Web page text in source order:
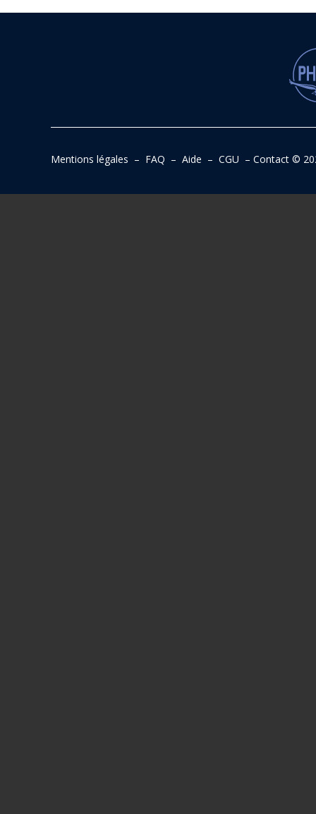
Mentions légales – FAQ – Aide – CGU – Contact©